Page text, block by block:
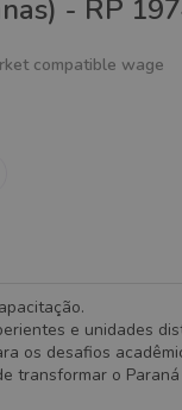
- RP
compatible wage
e unidades
os desafios
transformar o